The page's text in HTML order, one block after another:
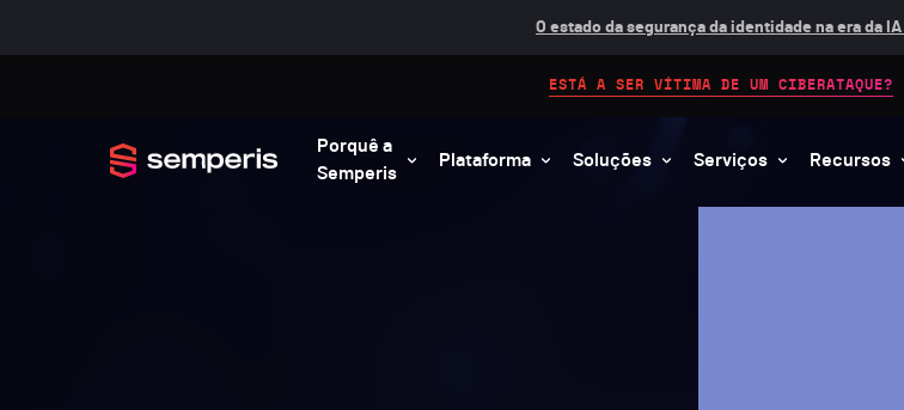
O estado da segurança da identidade na era da IA
Porquê a
Semperis
Plataforma Soluções Serviços Recursos
ESTÁ A SER VÍTIMA DE UM CIBERATAQUE?